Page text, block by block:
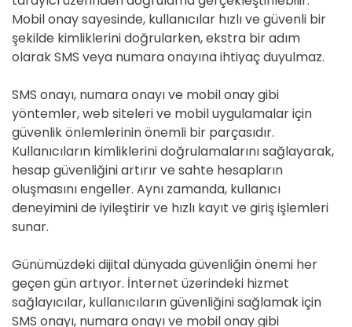
Mobil onay sayesinde, kullanıcılar hızlı ve güvenli bir
şekilde kimliklerini doğrularken, ekstra bir adım
olarak SMS veya numara onayına ihtiyaç duyulmaz.
SMS onayı, numara onayı ve mobil onay gibi
yöntemler, web siteleri ve mobil uygulamalar için
güvenlik önlemlerinin önemli bir parçasıdır.
Kullanıcıların kimliklerini doğrulamalarını sağlayarak,
hesap güvenliğini artırır ve sahte hesapların
oluşmasını engeller. Aynı zamanda, kullanıcı
deneyimini de iyileştirir ve hızlı kayıt ve giriş işlemleri
sunar.
Günümüzdeki dijital dünyada güvenliğin önemi her
geçen gün artıyor. İnternet üzerindeki hizmet
sağlayıcılar, kullanıcıların güvenliğini sağlamak için
SMS onayı, numara onayı ve mobil onay gibi